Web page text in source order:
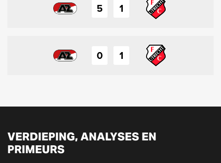
5 1
0 1
VERDIEPING, ANALYSES EN
PRIMEURS